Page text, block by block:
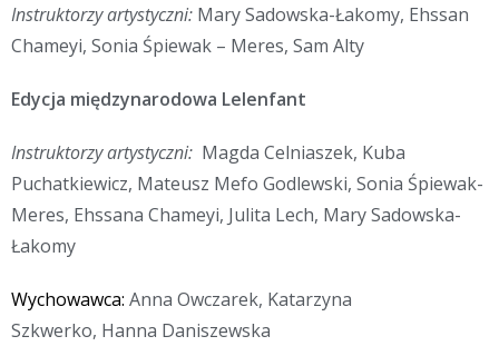
Instruktorzy artystyczni: Mary Sadowska-Łakomy, Ehssan
Chameyi, Sonia Śpiewak – Meres, Sam Alty
Edycja międzynarodowa Lelenfant
Instruktorzy artystyczni: Magda Celniaszek, Kuba
Puchatkiewicz, Mateusz Mefo Godlewski, Sonia Śpiewak-
Meres, Ehssana Chameyi, Julita Lech, Mary Sadowska-
Łakomy
Wychowawca: Anna Owczarek, Katarzyna
Szkwerko, Hanna Daniszewska